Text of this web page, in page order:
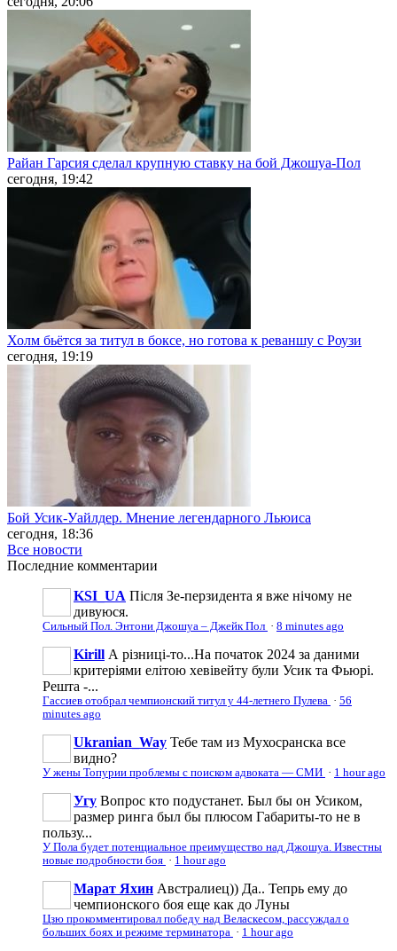
Райан Гарсия сделал крупную ставку на бой Джошуа-Пол
сегодня, 19:42
Холм бьётся за титул в боксе, но готова к реваншу с Роузи
сегодня, 19:19
Бой Усик-Уайлдер. Мнение легендарного Льюиса
сегодня, 18:36
Все новости
Последние комментарии
KSI_UA Після Зе-перзидента я вже нічому не
дивуюся.
Сильный Пол. Энтони Джошуа – Джейк Пол · 8 minutes ago
Kirill А різниці-то...На початок 2024 за даними
критеріями елітою хевівейту були Усик та Фьюрі.
Решта -...
Гассиев отобрал чемпионский титул у 44-летнего Пулева · 56
minutes ago
Ukranian_Way Тебе там из Мухосранска все
видно?
У жены Топурии проблемы с поиском адвоката — СМИ · 1 hour ago
Угу Вопрос кто подустанет. Был бы он Усиком,
размер ринга был бы плюсом Габариты-то не в
пользу...
У Пола будет потенциальное преимущество над Джошуа. Известны
новые подробности боя · 1 hour ago
Марат Яхин Австралиец)) Да.. Тепрь ему до
чемпионского боя еще как до Луны
Цзю прокомментировал победу над Веласкесом, рассуждал о
больших боях и режиме терминатора · 1 hour ago